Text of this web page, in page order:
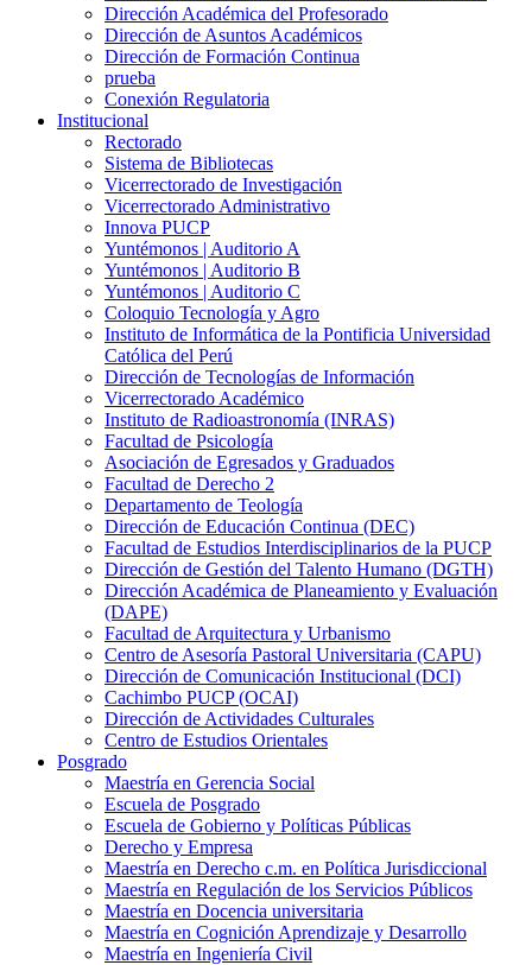
Dirección Académica del Profesorado
Dirección de Asuntos Académicos
Dirección de Formación Continua
prueba
Conexión Regulatoria
Institucional
Rectorado
Sistema de Bibliotecas
Vicerrectorado de Investigación
Vicerrectorado Administrativo
Innova PUCP
Yuntémonos | Auditorio A
Yuntémonos | Auditorio B
Yuntémonos | Auditorio C
Coloquio Tecnología y Agro
Instituto de Informática de la Pontificia Universidad
Católica del Perú
Dirección de Tecnologías de Información
Vicerrectorado Académico
Instituto de Radioastronomía (INRAS)
Facultad de Psicología
Asociación de Egresados y Graduados
Facultad de Derecho 2
Departamento de Teología
Dirección de Educación Continua (DEC)
Facultad de Estudios Interdisciplinarios de la PUCP
Dirección de Gestión del Talento Humano (DGTH)
Dirección Académica de Planeamiento y Evaluación
(DAPE)
Facultad de Arquitectura y Urbanismo
Centro de Asesoría Pastoral Universitaria (CAPU)
Dirección de Comunicación Institucional (DCI)
Cachimbo PUCP (OCAI)
Dirección de Actividades Culturales
Centro de Estudios Orientales
Posgrado
Maestría en Gerencia Social
Escuela de Posgrado
Escuela de Gobierno y Políticas Públicas
Derecho y Empresa
Maestría en Derecho c.m. en Política Jurisdiccional
Maestría en Regulación de los Servicios Públicos
Maestría en Docencia universitaria
Maestría en Cognición Aprendizaje y Desarrollo
Maestría en Ingeniería Civil